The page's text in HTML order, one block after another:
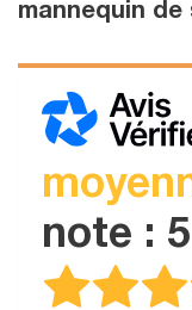
mannequin de
note : 5